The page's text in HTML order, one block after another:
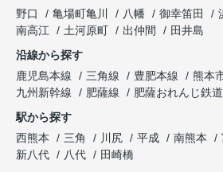
野口
亀場町亀川 八幡 御幸笛田
南高江
土河原町 出仲間
田井島
沿線から探す
鹿児島本線
三角線 豊肥本線
熊本
九州新幹線
肥薩線
肥薩おれんじ鉄道
駅から探す
西熊本
三角 川尻 平成 南熊本
新八代
八代 田崎橋